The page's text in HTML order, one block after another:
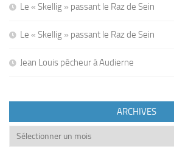
Le « Skellig » passant le Raz de Sein
Le « Skellig » passant le Raz de Sein
Jean Louis pêcheur à Audierne
ARCHIVES
Archives